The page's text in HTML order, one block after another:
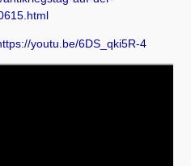
youtu.be/6DS_qki5R-4